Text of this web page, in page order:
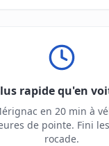
rapide qu'en
en 20 min à
de pointe. Fini
rocade.